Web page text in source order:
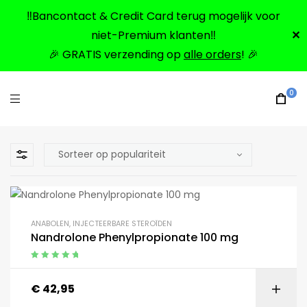
‼️Bancontact & Credit Card terug mogelijk voor
niet-Premium klanten‼️
🎉 GRATIS verzending opalle orders! 🎉
✕
0
ANABOLEN, INJECTEERBARE STEROÏDEN
Nandrolone Phenylpropionate 100 mg
€ 42,95